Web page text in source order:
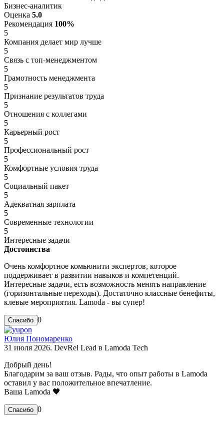
Бизнес-аналитик
Оценка 5.0
Рекомендация 100%
5
Компания делает мир лучше
5
Связь с топ-менеджментом
5
Грамотность менеджмента
5
Признание результатов труда
5
Отношения с коллегами
5
Карьерный рост
5
Профессиональный рост
5
Комфортные условия труда
5
Социальный пакет
5
Адекватная зарплата
5
Современные технологии
5
Интересные задачи
Достоинства
Очень комфортное комьюнити экспертов, которое
поддерживает в развитии навыков и компетенций.
Интересные задачи, есть возможность менять направление
(горизонтальные переходы). Достаточно классные бенефиты,
клевые мероприятия. Lamoda - вы супер!
0
Юлия Пономаренко
31 июля 2026. DevRel Lead в Lamoda Tech
Добрый день!
Благодарим за ваш отзыв. Рады, что опыт работы в Lamoda
оставил у вас положительное впечатление.
Ваша Lamoda 🖤
0